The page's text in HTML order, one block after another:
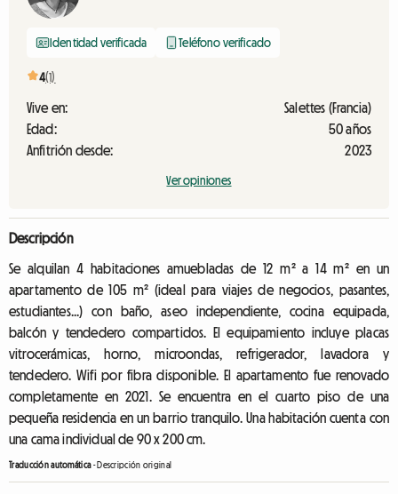
Identidad verificada Teléfono verificado
4(1)
Vive en:
Salettes (Francia)
Edad:
50 años
Anfitrión desde:
2023
Ver opiniones
Descripción
Se alquilan 4 habitaciones amuebladas de 12 m² a 14 m² en un
apartamento de 105 m² (ideal para viajes de negocios, pasantes,
estudiantes...) con baño, aseo independiente, cocina equipada,
balcón y tendedero compartidos. El equipamiento incluye placas
vitrocerámicas, horno, microondas, refrigerador, lavadora y
tendedero. Wifi por fibra disponible. El apartamento fue renovado
completamente en 2021. Se encuentra en el cuarto piso de una
pequeña residencia en un barrio tranquilo. Una habitación cuenta con
una cama individual de 90 x 200 cm.
Traducción automática-Descripción original